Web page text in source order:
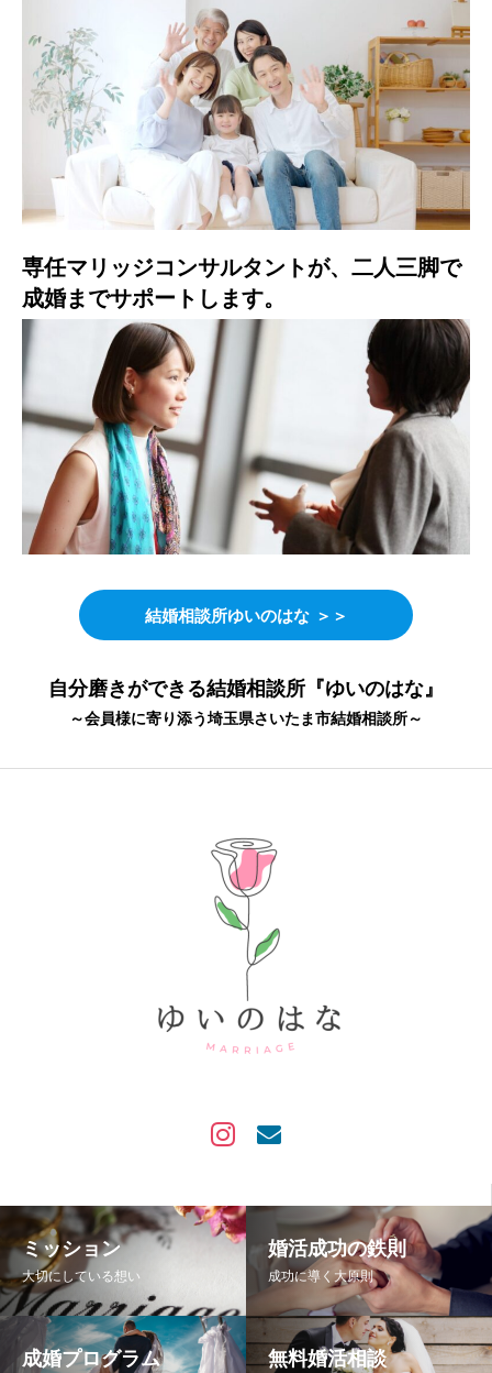
専任マリッジコンサルタントが、二人三脚で
成婚までサポートします。
結婚相談所ゆいのはな ＞＞
自分磨きができる結婚相談所『ゆいのはな』
～会員様に寄り添う埼玉県さいたま市結婚相談所～
ミッション
大切にしている想い
婚活成功の鉄則
成功に導く大原則
成婚プログラム 無料婚活相談